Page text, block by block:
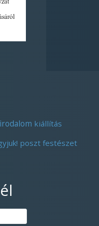
irodalom kiállítás
poszt festészet